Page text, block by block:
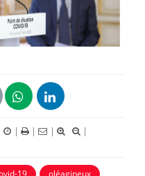
| | |
|